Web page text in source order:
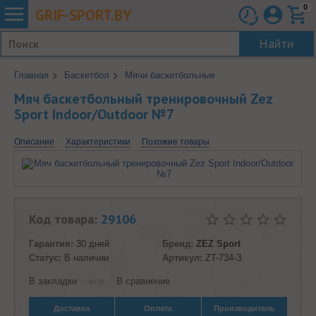
GRIF-SPORT.BY 0
Найти
Главная Баскетбол Мячи баскетбольные
Мяч баскетбольный тренировочный Zez
Sport Indoor/Outdoor №7
Описание Характеристики Похожие товары
Код товара: 29106
В закладки- или -В сравнение
Гарантия: 30 дней
Статус: В наличии
Бренд: ZEZ Sport
Артикул: ZT-734-З
Доставка Оплата Производитель